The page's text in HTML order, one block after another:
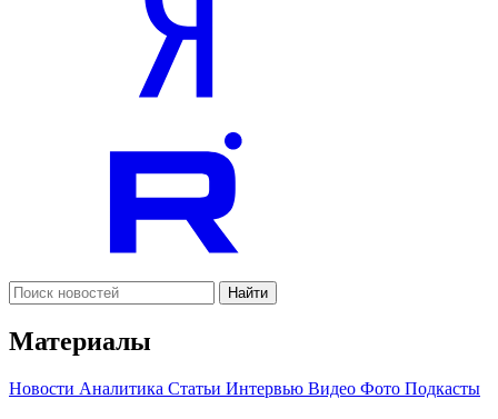
Найти
Материалы
Новости Аналитика Статьи Интервью Видео Фото Подкасты